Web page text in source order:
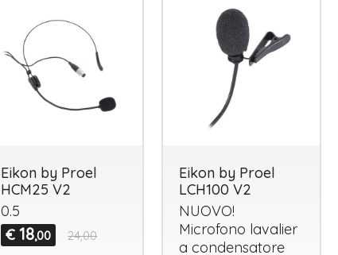
Eikon by Proel
HCM25 V2
0.5
€ 18,00 24,00
Eikon by Proel
LCH100 V2
NUOVO!
Microfono lavalier
a condensatore